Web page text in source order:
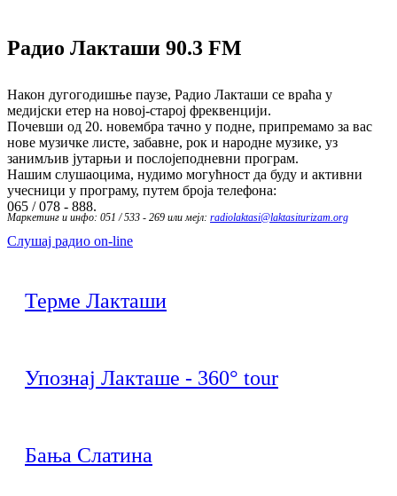
Радио Лакташи 90.3 FM
Након дугогодишње паузе, Радио Лакташи се враћа у
медијски етер на новој-старој фреквенцији.
Почевши од 20. новембра тачно у подне, припремамо за вас
нове музичке листе, забавне, рок и народне музике, уз
занимљив јутарњи и послојеподневни програм.
Нашим слушаоцима, нудимо могућност да буду и активни
учесници у програму, путем броја телефона:
065 / 078 - 888.
Маркетинг и инфо: 051 / 533 - 269 или мејл: radiolaktasi@laktasiturizam.org
Слушај радио on-line
Терме Лакташи
Упознај Лакташе - 360° tour
Бања Слатина